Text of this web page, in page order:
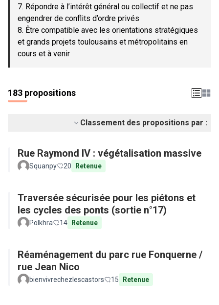
7. Répondre à l’intérêt général ou collectif et ne pas
engendrer de conflits d’ordre privés
8. Être compatible avec les orientations stratégiques
et grands projets toulousains et métropolitains en
cours et à venir
183 propositions
Classement des propositions par :
Rue Raymond IV : végétalisation massive
Squanpy 20 Retenue
Traversée sécurisée pour les piétons et
les cycles des ponts (sortie n°17)
Polkhra 14 Retenue
Réaménagement du parc rue Fonquerne /
rue Jean Nico
bienvivrechezlescastors 15 Retenue